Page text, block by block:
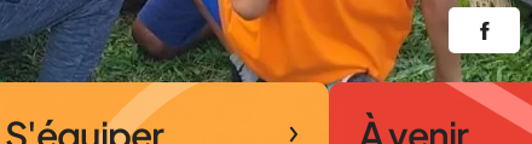
S'équiper À venir